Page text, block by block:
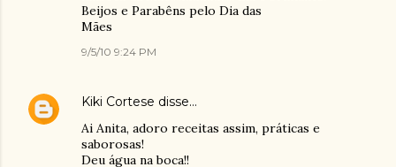
Beijos e Parabêns pelo Dia das
Mães
9/5/10 9:24 PM
Kiki Cortese disse…
Ai Anita, adoro receitas assim, práticas e
saborosas!
Deu água na boca!!